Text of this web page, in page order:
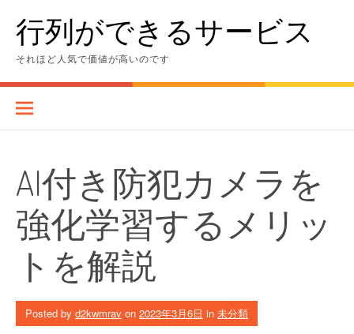
content行列ができるサービス
それほど人気で価値が高いのです
AI付き防犯カメラを
強化学習するメリッ
トを解説
Posted by d2kwmrav on 2023年3月6日 in 未分類